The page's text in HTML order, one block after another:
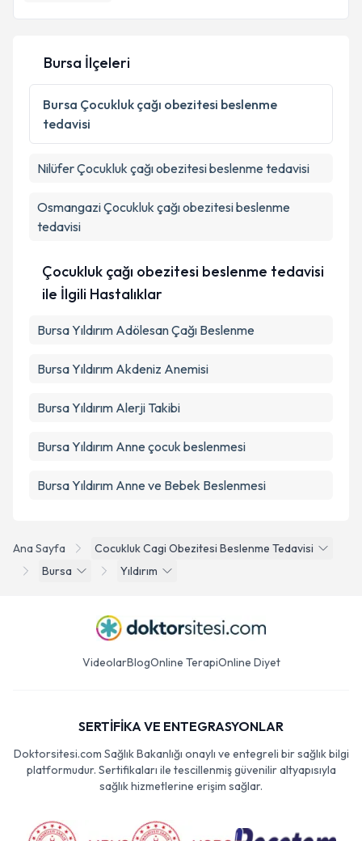
Ana Sayfa
Cocukluk Cagi Obezitesi Beslenme Tedavisi
Bursa
Yıldırım
Bursa İlçeleri
Bursa Çocukluk çağı obezitesi beslenme
tedavisi
NilüferÇocukluk çağı obezitesi beslenme tedavisi
OsmangaziÇocukluk çağı obezitesi beslenme
tedavisi
Çocukluk çağı obezitesi beslenme tedavisi
ile İlgili Hastalıklar
Bursa Yıldırım Adölesan Çağı Beslenme
Bursa Yıldırım Akdeniz Anemisi
Bursa Yıldırım Alerji Takibi
Bursa Yıldırım Anne çocuk beslenmesi
Bursa Yıldırım Anne ve Bebek Beslenmesi
VideolarBlogOnline TerapiOnline Diyet
SERTİFİKA VE ENTEGRASYONLAR
Doktorsitesi.com Sağlık Bakanlığı onaylı ve entegreli bir sağlık bilgi
platformudur. Sertifikaları ile tescillenmiş güvenilir altyapısıyla
sağlık hizmetlerine erişim sağlar.